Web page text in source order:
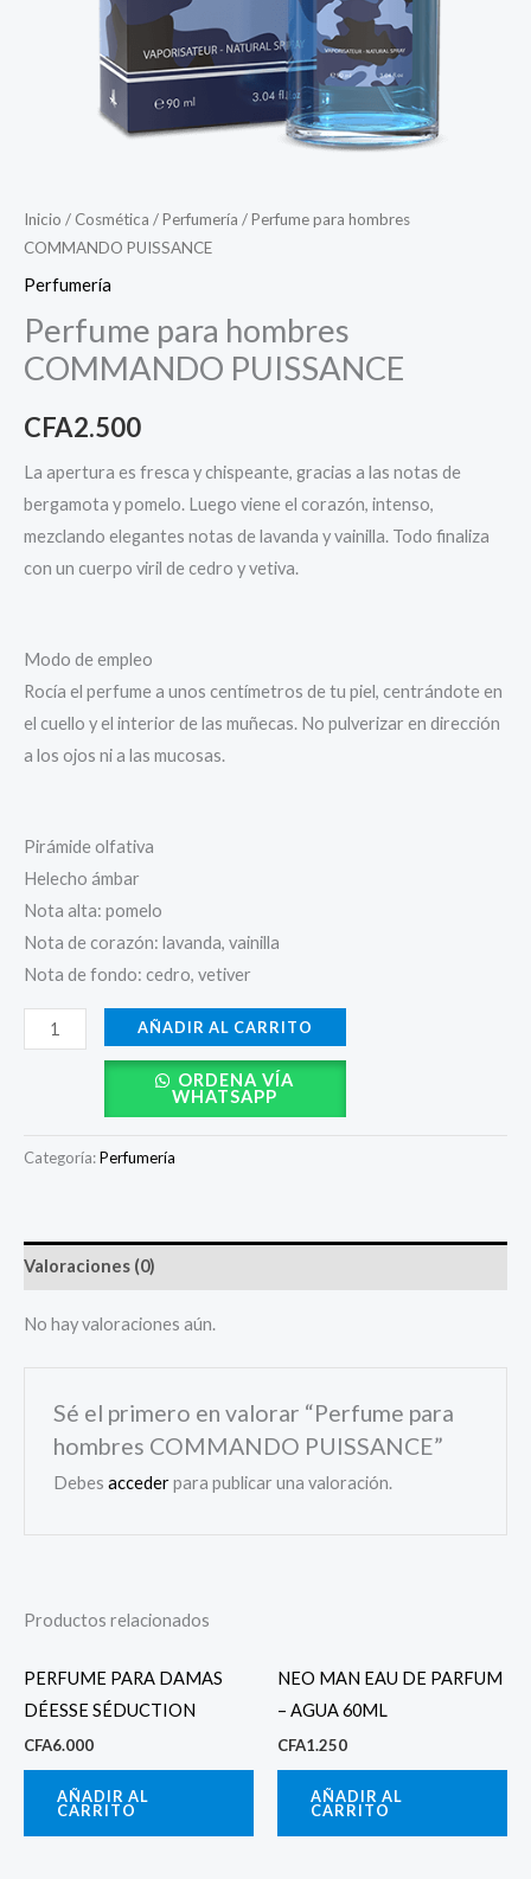
Inicio / Cosmética /Perfumería / Perfume para hombres
COMMANDO PUISSANCE
Perfumería
Perfume para hombres
COMMANDO PUISSANCE
CFA2.500
La apertura es fresca y chispeante, gracias a las notas de
bergamota y pomelo. Luego viene el corazón, intenso,
mezclando elegantes notas de lavanda y vainilla. Todo finaliza
con un cuerpo viril de cedro y vetiva.
Modo de empleo
Rocía el perfume a unos centímetros de tu piel, centrándote en
el cuello y el interior de las muñecas. No pulverizar en dirección
a los ojos ni a las mucosas.
Pirámide olfativa
Helecho ámbar
Nota alta: pomelo
Nota de corazón: lavanda, vainilla
Nota de fondo: cedro, vetiver
AÑADIR AL CARRITO
ORDENA VÍA
WHATSAPP
Categoría:Perfumería
Valoraciones (0)
No hay valoraciones aún.
Sé el primero en valorar “Perfume para
hombres COMMANDO PUISSANCE”
Debesaccederpara publicar una valoración.
Productos relacionados
PERFUME PARA DAMAS
DÉESSE SÉDUCTION
CFA6.000
AÑADIR AL
CARRITO
NEO MAN EAU DE PARFUM
– AGUA 60ML
CFA1.250
AÑADIR AL
CARRITO